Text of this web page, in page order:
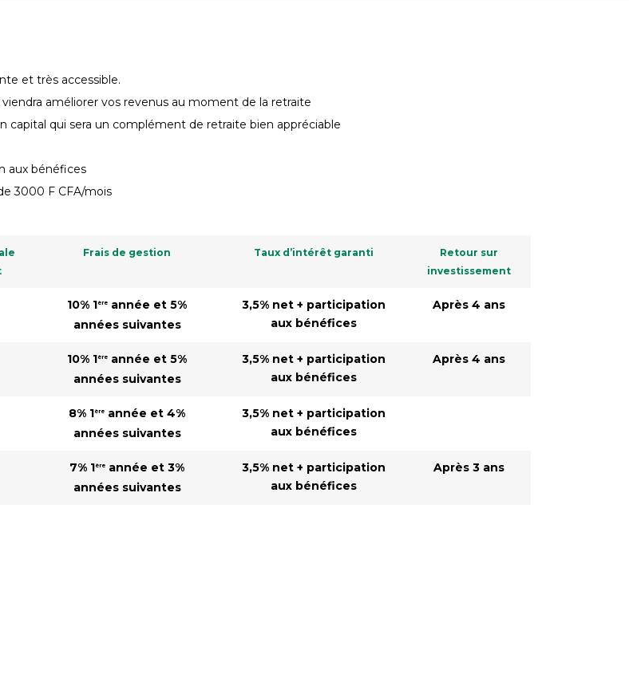
et très accessible.
améliorer vos revenus au moment de la retraite
capital qui sera un complément de retraite bien appréciable
aux bénéfices
3000 F CFA/mois
Frais de gestion Taux d’intérêt garanti
Retour sur
investissement
10% 1ère année et 5%
années suivantes
3,5% net + participation
aux bénéfices
Après 4 ans
10% 1ère année et 5%
années suivantes
3,5% net + participation
aux bénéfices
Après 4 ans
8% 1ère année et 4%
années suivantes
3,5% net + participation
aux bénéfices
7% 1ère année et 3%
années suivantes
3,5% net + participation
aux bénéfices
Après 3 ans